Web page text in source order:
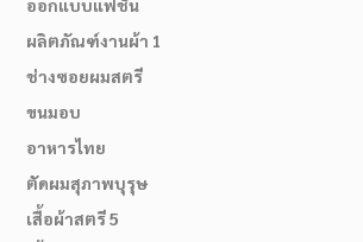
ออกแบบแฟชั่น
ผลิตภัณฑ์งานผ้า 1
ช่างซอยผมสตรี
ขนมอบ
อาหารไทย
ตัดผมสุภาพบุรุษ
เสื้อผ้าสตรี 5